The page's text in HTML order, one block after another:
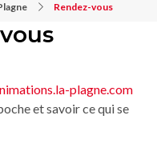
Rendez-vous
plagne.com
et savoir ce qui se